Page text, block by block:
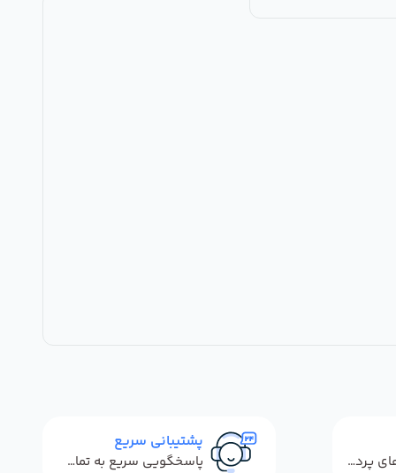
استفاده از روش‌های پرداخت امن
پشتیبانی سریع
پاسخگویی سریع به تماس‌ها و پیام‌ها